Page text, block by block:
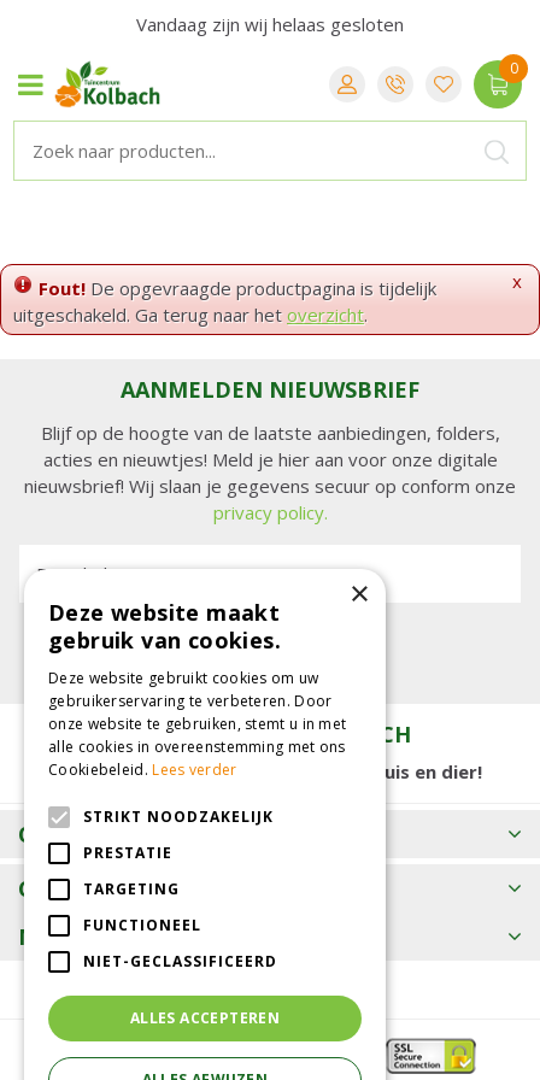
Vandaag zijn wij helaas gesloten
x
Fout! De opgevraagde productpagina is tijdelijk
uitgeschakeld. Ga terug naar het overzicht.
AANMELDEN NIEUWSBRIEF
Blijf op de hoogte van de laatste aanbiedingen, folders,
acties en nieuwtjes! Meld je hier aan voor onze digitale
nieuwsbrief! Wij slaan je gegevens secuur op conform onze
privacy policy.
E-mailadres:
TUINCENTRUM KOLBACH
15.000 m2 winkelplezier voor tuin, huis en dier!
OPENINGSTIJDEN
CONTACT
MEER INFORMATIE
×
Deze website maakt
gebruik van cookies.
Deze website gebruikt cookies om uw
gebruikerservaring te verbeteren. Door
onze website te gebruiken, stemt u in met
alle cookies in overeenstemming met ons
Cookiebeleid.Lees verder
STRIKT NOODZAKELIJK
PRESTATIE
TARGETING
FUNCTIONEEL
NIET-GECLASSIFICEERD
ALLES ACCEPTEREN